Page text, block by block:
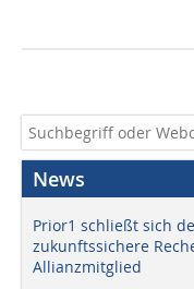
News
Prior1 schließt sich
zukunftssichere
Allianzmitglied